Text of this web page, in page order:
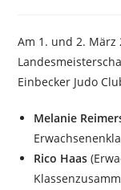
Am 1. und 2. März
Einbecker Judo
Melanie
Rico Haas